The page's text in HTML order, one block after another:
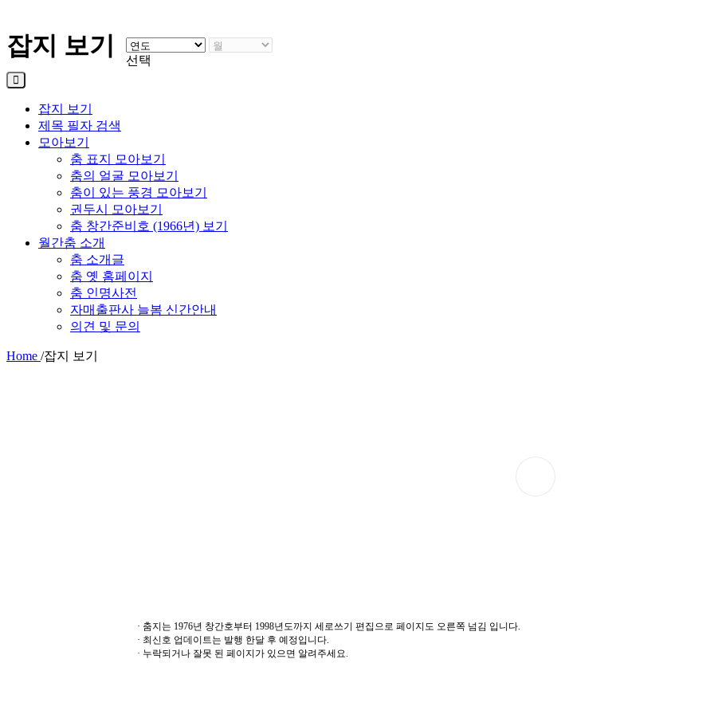
잡지 보기
선택
잡지 보기
제목 필자 검색
모아보기
춤 표지 모아보기
춤의 얼굴 모아보기
춤이 있는 풍경 모아보기
권두시 모아보기
춤 창간준비호 (1966년) 보기
월간춤 소개
춤 소개글
춤 옛 홈페이지
춤 인명사전
자매출판사 늘봄 신간안내
의견 및 문의
Home /잡지 보기
· 춤지는 1976년 창간호부터 1998년도까지 세로쓰기 편집으로 페이지도 오른쪽 넘김 입니다.
· 최신호 업데이트는 발행 한달 후 예정입니다.
· 누락되거나 잘못 된 페이지가 있으면 알려주세요.